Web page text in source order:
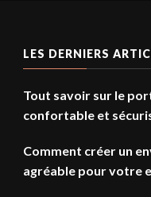
LES DERNIERS
Tout savoir sur le
confortable et
Comment créer un
agréable pour votre